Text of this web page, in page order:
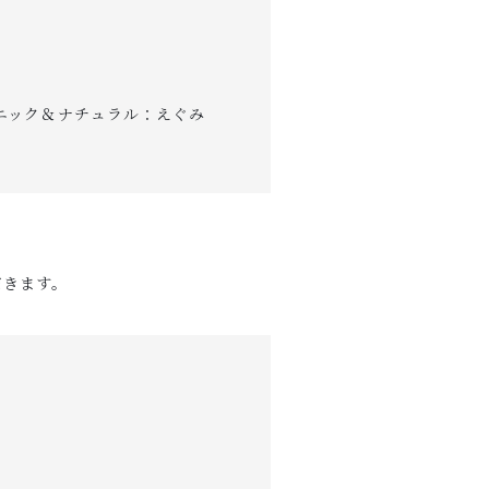
ク＆ナチュラル：えぐみ
ます。